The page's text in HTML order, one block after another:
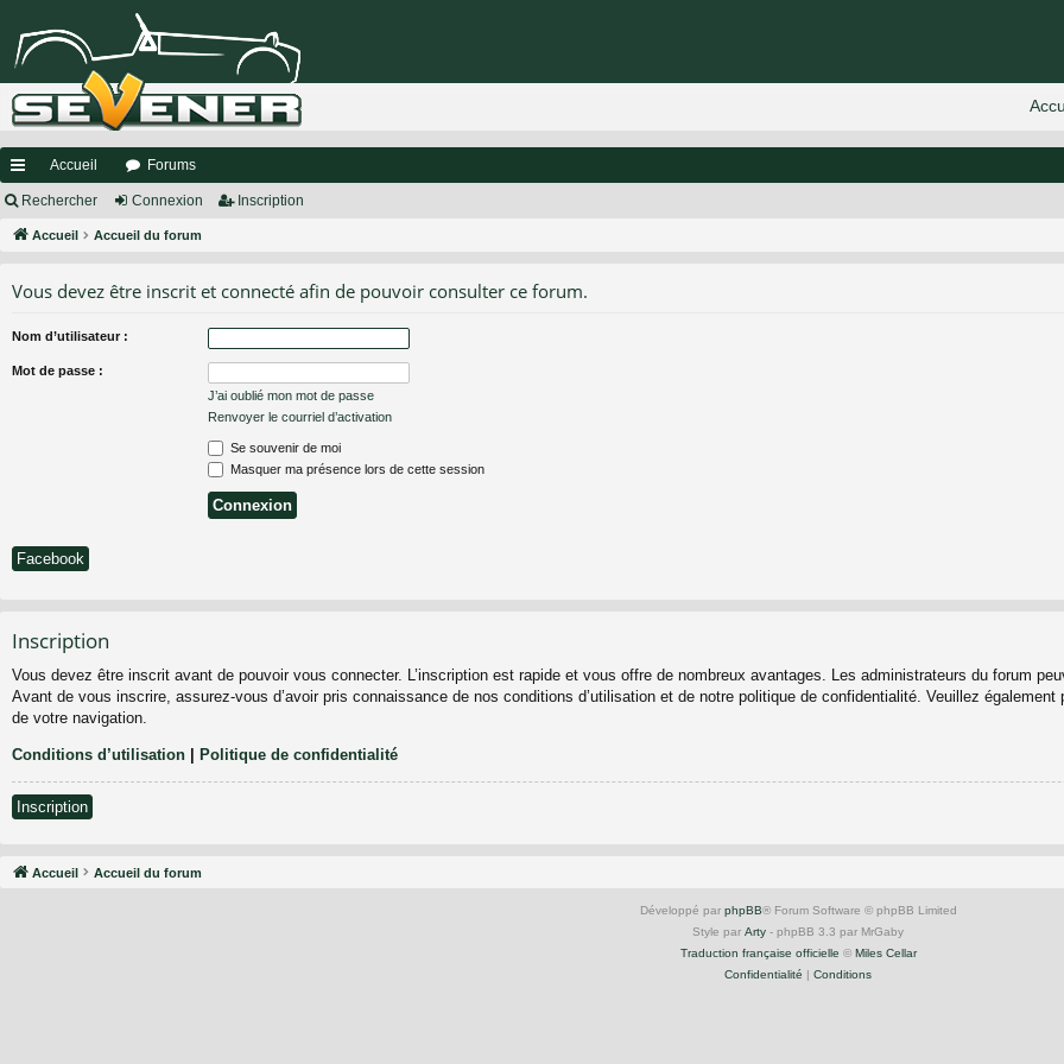
ac
co
s
Accueil Forums
Rechercher Connexion Inscription
Accueil Accueil du forum
Vous devez être inscrit et connecté afin de pouvoir consulter ce forum.
Nom d’utilisateur :
Mot de passe :
J’ai oublié mon mot de passe
Renvoyer le courriel d’activation
Se souvenir de moi
Masquer ma présence lors de cette session
Facebook
Inscription
Vous devez être inscrit avant de pouvoir vous connecter. L’inscription est rapide et vous offre de nombreux avantages. Les administrateurs du forum
Avant de vous inscrire, assurez-vous d’avoir pris connaissance de nos conditions d’utilisation et de notre politique de confidentialité. Veuillez
de votre navigation.
Conditions d’utilisation | Politique de confidentialité
Inscription
Accueil Accueil du forum
Développé par phpBB® Forum Software © phpBB Limited
Style par Arty - phpBB 3.3 par MrGaby
Traduction française officielle © Miles Cellar
Confidentialité | Conditions